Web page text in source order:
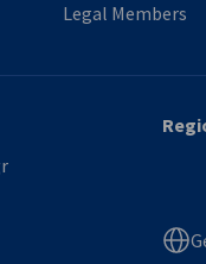
Legal Members